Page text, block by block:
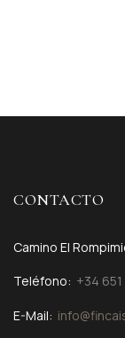
CONTACTO
Camino El
Teléfono: +34
E-Mail: